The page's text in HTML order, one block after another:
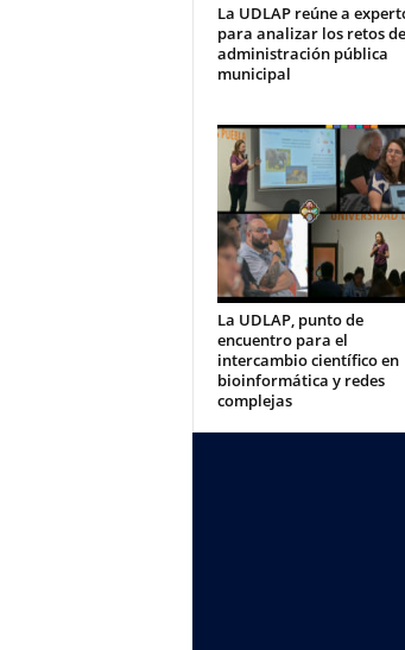
La UDLAP reúne a
para analizar los retos
administración pública
municipal
La UDLAP, punto de
encuentro para el
intercambio científico en
bioinformática y redes
complejas